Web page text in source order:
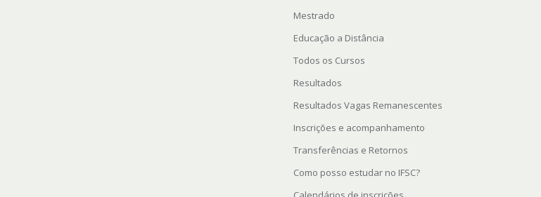
Mestrado
Educação a Distância
Todos os Cursos
Resultados
Resultados Vagas Remanescentes
Inscrições e acompanhamento
Transferências e Retornos
Como posso estudar no IFSC?